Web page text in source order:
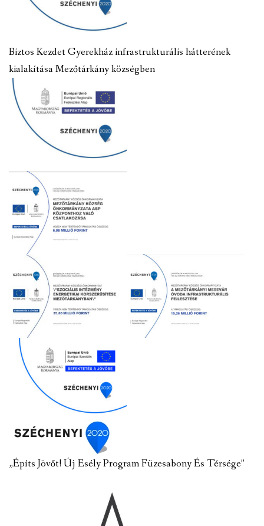
Biztos Kezdet Gyerekház infrastrukturális hátterének
kialakítása Mezőtárkány községben
„Építs Jövőt! Új Esély Program Füzesabony És Térsége”